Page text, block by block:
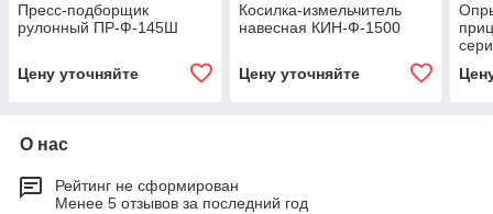
Пресс-подборщик
рулонный ПР-Ф-145Ш
Цену уточняйте
Косилка-измельчитель
навесная КИН-Ф-1500
Цену уточняйте
О нас
Рейтинг не сформирован
Менее 5 отзывов за последний год